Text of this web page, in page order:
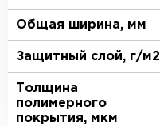
Общая ширина, мм
Защитный слой, г/м2
Толщина
полимерного
покрытия, мкм